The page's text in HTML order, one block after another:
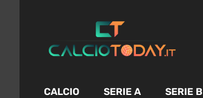
contenuto
CALCIO SERIE A SERIE B